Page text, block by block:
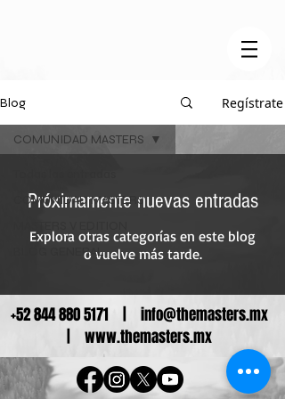
Blog Regístrate
COMUNIDAD MASTERS
BLOG GENERAL
COMUNIDAD MASTERS
Próximamente nuevas entradas
Explora otras categorías en este blog
o vuelve más tarde.
+52 844 880 5171| info@themasters.mx
| www.themasters.mx